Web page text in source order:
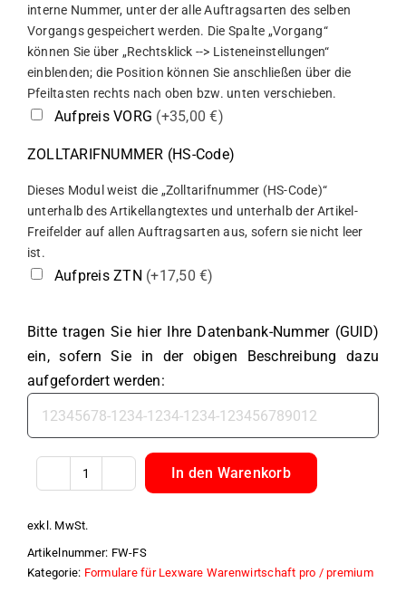
interne Nummer, unter der alle Auftragsarten des selben
Vorgangs gespeichert werden. Die Spalte „Vorgang“
können Sie über „Rechtsklick --> Listeneinstellungen“
einblenden; die Position können Sie anschließen über die
Pfeiltasten rechts nach oben bzw. unten verschieben.
Aufpreis VORG (+35,00 €)
ZOLLTARIFNUMMER (HS-Code)
Dieses Modul weist die „Zolltarifnummer (HS-Code)“
unterhalb des Artikellangtextes und unterhalb der Artikel-
Freifelder auf allen Auftragsarten aus, sofern sie nicht leer
ist.
Aufpreis ZTN (+17,50 €)
Bitte tragen Sie hier Ihre Datenbank-Nummer (GUID)
ein, sofern Sie in der obigen Beschreibung dazu
aufgefordert werden:
Fremdwährung
Fremdsprache
für
Lexware
In den Warenkorb
exkl. MwSt.
Artikelnummer: FW-FS
Kategorie: Formulare für Lexware Warenwirtschaft pro / premium